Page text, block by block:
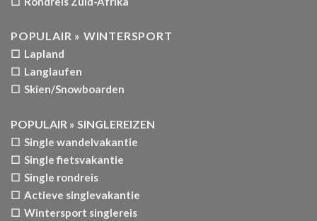
POPULAIR » WINTERSPORT
☐ Lapland
☐ Langlaufen
☐ Skien/Snowboarden
POPULAIR » SINGLEREIZEN
☐ Single wandelvakantie
☐ Single fietsvakantie
☐ Single rondreis
☐ Actieve singlevakantie
☐ Wintersport singlereis